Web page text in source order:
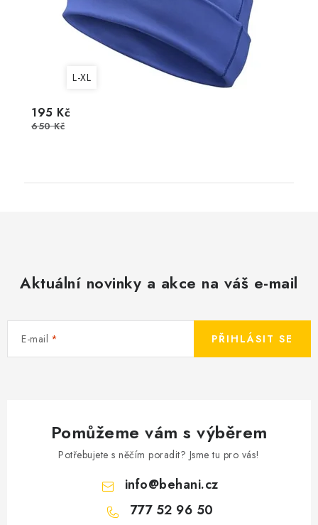
L-XL
195 Kč
650 Kč
Aktuální novinky a akce na váš e-mail
E-mail PŘIHLÁSIT SE
Pomůžeme vám s výběrem
Potřebujete s něčím poradit? Jsme tu pro vás!
info@behani.cz
777 52 96 50